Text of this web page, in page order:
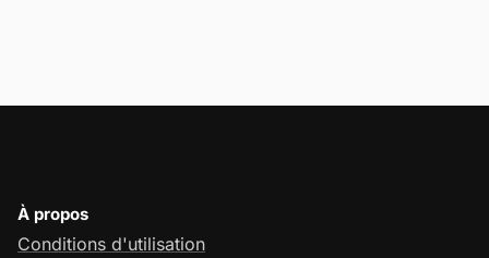
À propos
Conditions d'utilisation